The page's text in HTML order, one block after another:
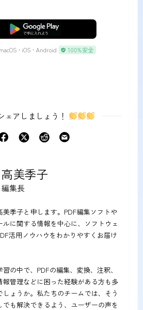
無料ダウンロード
• iOS • Android 100%安全
ェアしましょう！
高美季子
編集長
美季子と申します。PDF編集ソフトや
ルに関する情報を中心に、ソフトウェ
活用ノウハウをわかりやすくお届け
の中で、PDFの編集、変換、注釈、
報管理などに困った経験がある方も多
しょうか。私たちのチームでは、そう
でも解決できるよう、ユーザーの声を